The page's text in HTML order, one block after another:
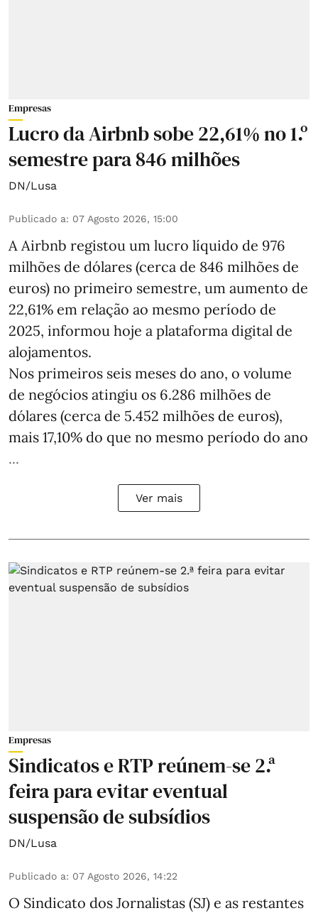
Empresas
Lucro da Airbnb sobe 22,61% no 1.º
semestre para 846 milhões
DN/Lusa
Publicado a: 07 Agosto 2026, 15:00
A Airbnb registou um lucro líquido de 976
milhões de dólares (cerca de 846 milhões de
euros) no primeiro semestre, um aumento de
22,61% em relação ao mesmo período de
2025, informou hoje a plataforma digital de
alojamentos.
Nos primeiros seis meses do ano, o volume
de negócios atingiu os 6.286 milhões de
dólares (cerca de 5.452 milhões de euros),
mais 17,10% do que no mesmo período do ano
...
Ver mais
Empresas
Sindicatos e RTP reúnem-se 2.ª
feira para evitar eventual
suspensão de subsídios
DN/Lusa
Publicado a: 07 Agosto 2026, 14:22
O Sindicato dos Jornalistas (SJ) e as restantes